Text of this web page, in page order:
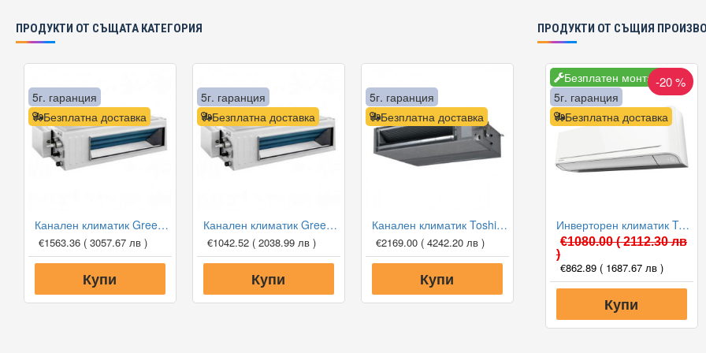
ПРОДУКТИ ОТ СЪЩАТА КАТЕГОРИЯ
Безплатна доставка
5г. гаранция
Канален климатик Gree GUD71PH1-A/GUD71W1-NhA-S, 24 000 BTU, Клас A++
€1563.36 ( 3057.67 лв )
Купи
Безплатна доставка
5г. гаранция
Канален климатик Gree GUD35P1/GUD35W1-NhA-S, 12 000 BTU, Клас A++
€1042.52 ( 2038.99 лв )
Купи
Безплатна доставка
5г. гаранция
Канален климатик Toshiba RAV-RM301SDT-E/RAV-GM301ATP-E Digital Inverter, 9 000 BTU, Клас А++
€2169.00 ( 4242.20 лв )
Купи
ПРОДУКТИ ОТ СЪЩИЯ
Безплатен монтаж
Безплатна доставка
5г. гаранция
-20 %
Инверторен климатик Toshiba RAS-B10E2KVG-E/RAS-10E2AVG-E YUKAI, 10000 BTU, Клас A++
€1080.00( 2112.30 лв
)
€862.89 ( 1687.67 лв )
Купи